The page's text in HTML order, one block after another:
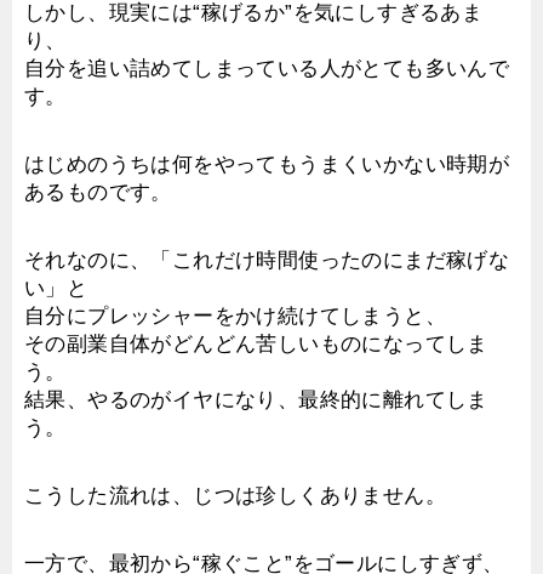
しかし、現実には“稼げるか”を気にしすぎるあま
り、
自分を追い詰めてしまっている人がとても多いんで
す。
はじめのうちは何をやってもうまくいかない時期が
あるものです。
それなのに、「これだけ時間使ったのにまだ稼げな
い」と
自分にプレッシャーをかけ続けてしまうと、
その副業自体がどんどん苦しいものになってしま
う。
結果、やるのがイヤになり、最終的に離れてしま
う。
こうした流れは、じつは珍しくありません。
一方で、最初から“稼ぐこと”をゴールにしすぎず、